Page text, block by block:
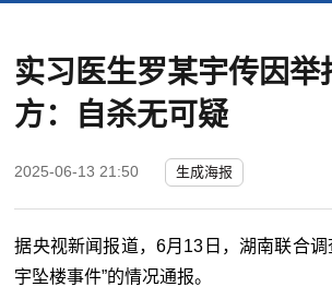
实习医生罗某宇传因举
方：自杀无可疑
2025-06-13 21:50 生成海报
据央视新闻报道，6月13日，湖南联合调
宇坠楼事件”的情况通报。